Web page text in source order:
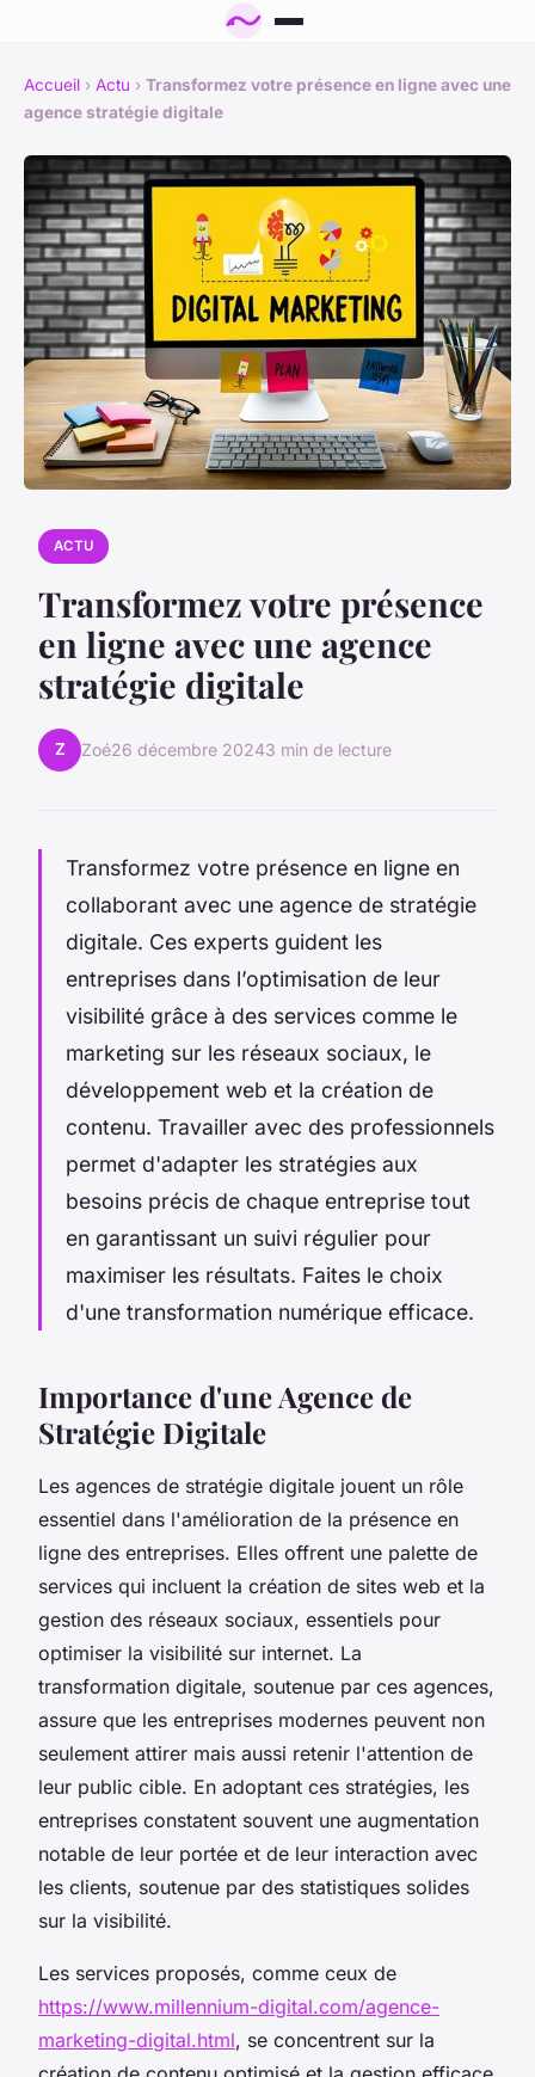
Accueil › Actu › Transformez votre présence en ligne avec une
agence stratégie digitale
ACTU
Transformez votre présence
en ligne avec une agence
stratégie digitale
Z Zoé26 décembre 20243 min de lecture
Transformez votre présence en ligne en
collaborant avec une agence de stratégie
digitale. Ces experts guident les
entreprises dans l’optimisation de leur
visibilité grâce à des services comme le
marketing sur les réseaux sociaux, le
développement web et la création de
contenu. Travailler avec des professionnels
permet d'adapter les stratégies aux
besoins précis de chaque entreprise tout
en garantissant un suivi régulier pour
maximiser les résultats. Faites le choix
d'une transformation numérique efficace.
Importance d'une Agence de
Stratégie Digitale
Les agences de stratégie digitale jouent un rôle
essentiel dans l'amélioration de la présence en
ligne des entreprises. Elles offrent une palette de
services qui incluent la création de sites web et la
gestion des réseaux sociaux, essentiels pour
optimiser la visibilité sur internet. La
transformation digitale, soutenue par ces agences,
assure que les entreprises modernes peuvent non
seulement attirer mais aussi retenir l'attention de
leur public cible. En adoptant ces stratégies, les
entreprises constatent souvent une augmentation
notable de leur portée et de leur interaction avec
les clients, soutenue par des statistiques solides
sur la visibilité.
Les services proposés, comme ceux de
https://www.millennium-digital.com/agence-
marketing-digital.html, se concentrent sur la